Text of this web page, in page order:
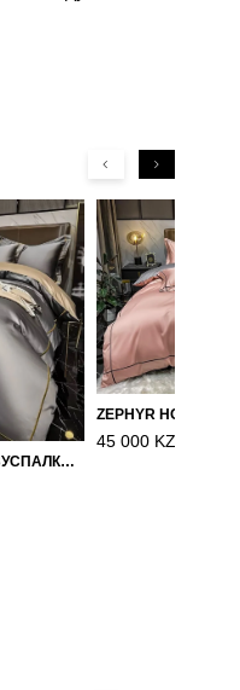
ZEPHYR HOME КПБ ДВУСПАЛКА ЕВРО МАКО-САТИН 100S ГРАНИТ
45 000 KZT